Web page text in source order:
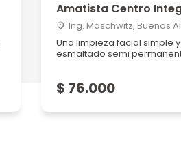
Amatista Centro
Ing. Maschwitz, Buenos
Una limpieza facial simple y
esmaltado semi
$ 76.000